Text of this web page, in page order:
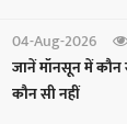
04-Aug-2026
जानें मॉनसून में कौन सी सब्जी खाना हेल्दी है और
कौन सी नहीं